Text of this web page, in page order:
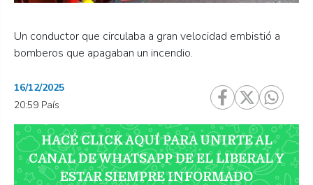
Un conductor que circulaba a gran velocidad embistió a
bomberos que apagaban un incendio.
16/12/2025
20:59 País
HACÉ CLICK AQUÍ PARA UNIRTE AL
CANAL DE WHATSAPP DE EL LIBERAL Y
ESTAR SIEMPRE INFORMADO